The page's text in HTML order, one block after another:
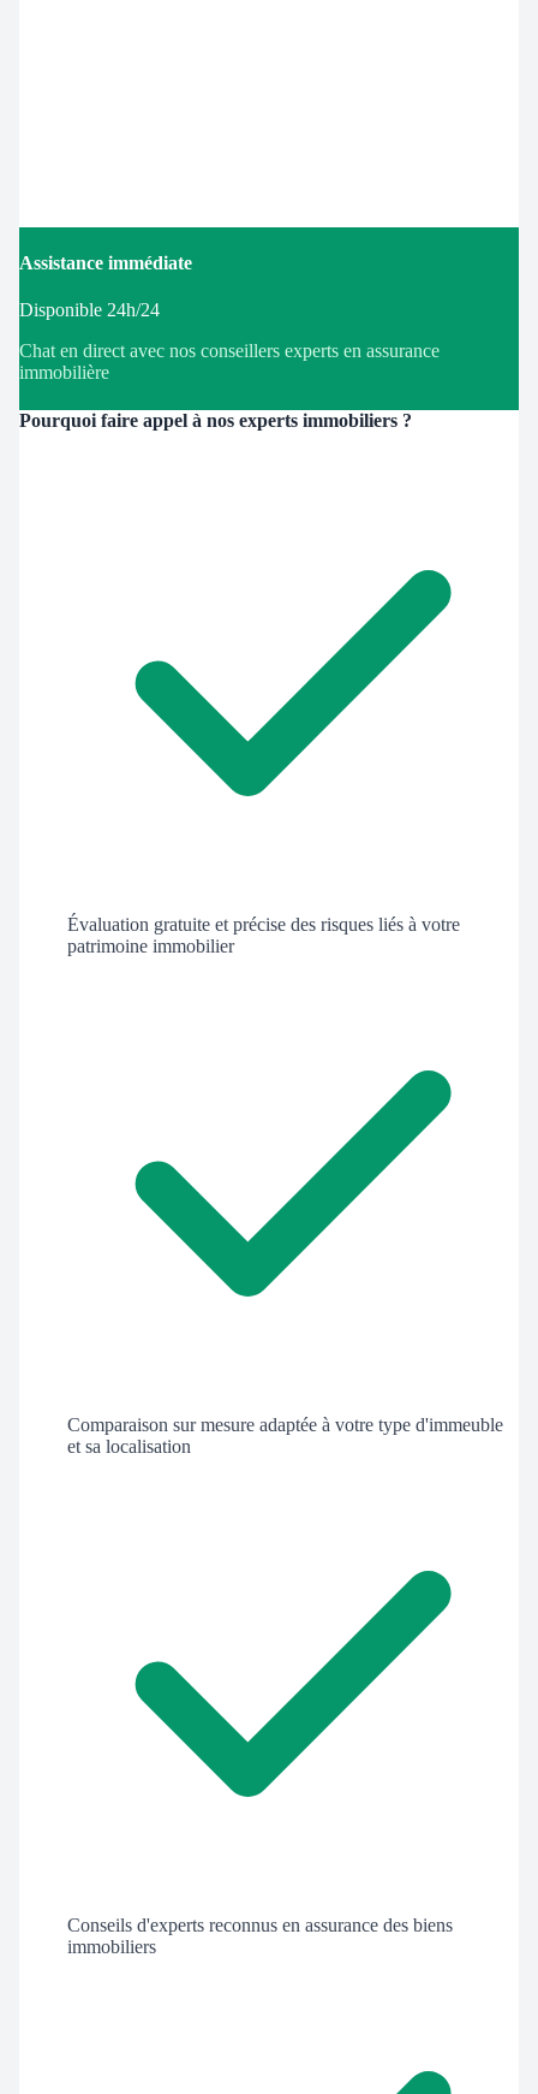
Assistance immédiate
Disponible 24h/24
Chat en direct avec nos conseillers experts en assurance
immobilière
Pourquoi faire appel à nos experts immobiliers ?
Évaluation gratuite et précise des risques liés à votre
patrimoine immobilier
Comparaison sur mesure adaptée à votre type d'immeuble
et sa localisation
Conseils d'experts reconnus en assurance des biens
immobiliers